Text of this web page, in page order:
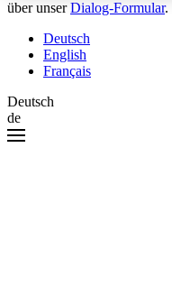
über unserDialog-Formular.
Deutsch
English
Français
Deutsch
de